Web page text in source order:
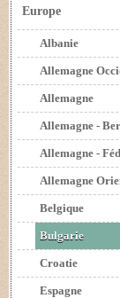
Europe
Albanie
Allemagne
Allemagne
Allemagne -
Allemagne -
Allemagne
Belgique
Bulgarie
Croatie
Espagne